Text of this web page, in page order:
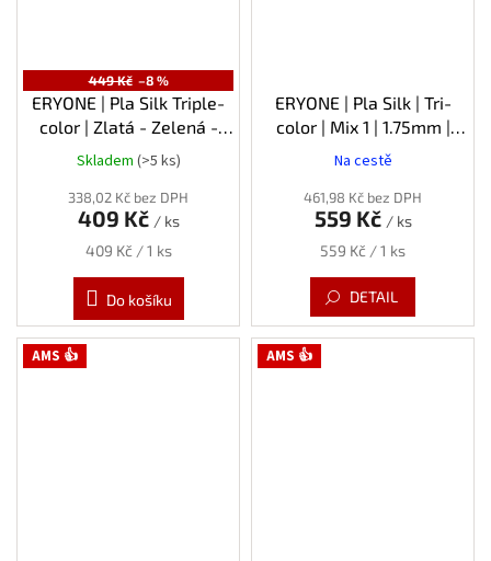
449 Kč –8 %
ERYONE | Pla Silk Triple-
color | Zlatá - Zelená -
Fialová | 1.75mm | 1kg
Průměrné
produktu
hvězdiček.
Skladem (>5 ks)
338,02 Kč bez DPH
409 Kč / ks
Měrná
409 Kč / 1 ks
Do košíku
ERYONE | Pla Silk | Tri-
color | Mix 1 | 1.75mm |
4x0,25kg
Na cestě
461,98 Kč bez DPH
559 Kč / ks
Měrná
559 Kč / 1 ks
DETAIL
AMS 👍 AMS 👍